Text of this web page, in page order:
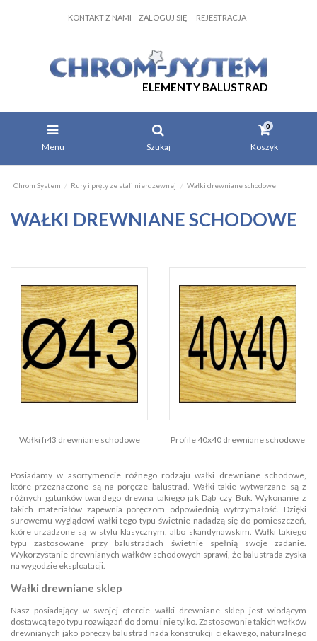
KONTAKT Z NAMI ZALOGUJ SIĘ REJESTRACJA
ELEMENTY BALUSTRAD
Menu Szukaj
0
Koszyk
Chrom System Rury i pręty ze stali nierdzewnej Wałki drewniane schodowe
WAŁKI DREWNIANE SCHODOWE
Wałki fi43 drewniane schodowe Profile 40x40 drewniane schodowe
Posiadamy w asortymencie różnego rodzaju wałki drewniane schodowe,
które przeznaczone są na poręcze balustrad. Wałki takie wytwarzane są z
różnych gatunków twardego drewna takiego jak Dąb czy Buk. Wykonanie z
takich materiałów zapewnia poręczom odpowiednią wytrzymałość. Dzięki
surowemu wyglądowi wałki tego typu świetnie nadadzą się do pomieszczeń,
które urządzone są w stylu klasycznym, albo skandynawskim. Wałki takiego
typu zastosowane przy balustradach świetnie spełnią swoje zadanie.
Wykorzystanie drewnianych wałków schodowych sprawi, że balustrada zyska
na wygodzie eksploatacji.
Wałki drewniane sklep
Nasz posiadający w swojej ofercie wałki drewniane sklep jest wiodącym
dostawcą tego typu rozwiązań do domu i nie tylko. Zastosowanie takich wałków
drewnianych jako poręczy balustrad nada konstrukcji ciekawego, naturalnego